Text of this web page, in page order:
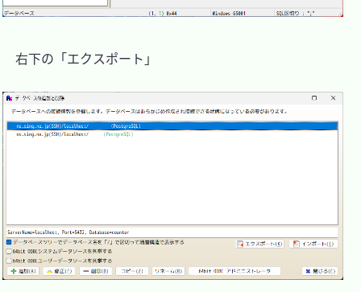
右下の「エクスポート」